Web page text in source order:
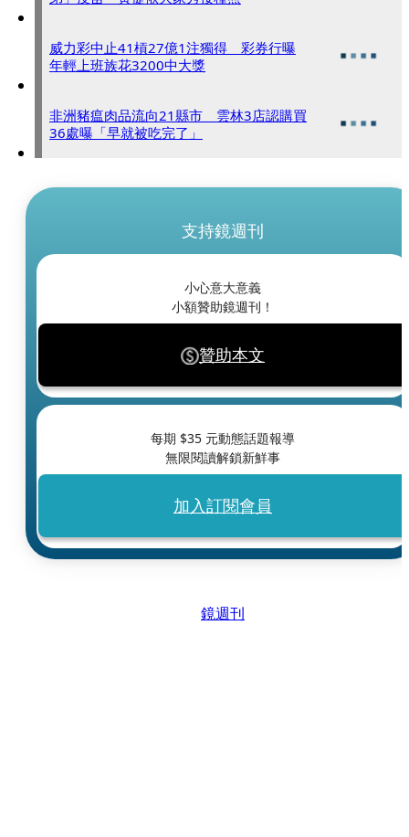
威力彩中止41槓27億1注獨得 彩券行曝
年輕上班族花3200中大獎
非洲豬瘟肉品流向21縣市 雲林3店認購買
36處曝「早就被吃完了」
支持鏡週刊
小心意大意義
小額贊助鏡週刊！
贊助本文
每期 $35 元動態話題報導
無限閱讀解鎖新鮮事
加入訂閱會員
鏡週刊